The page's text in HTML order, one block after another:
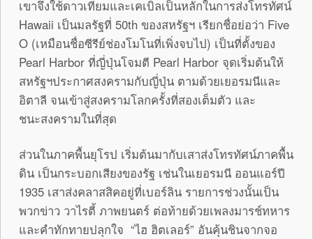
เขาจึงใช้ดาวเทียมและเคเบิลเป็นหลักในการส่งโทรทัศน์
Hawaii เป็นมลรัฐที่ 50th ของสหรัฐฯ เรียกชื่อย่อว่า Five
O (เหมือนชื่อซีรีย์ช่องโมโนที่เพิ่งจบไป) เป็นที่ตั้งของ
Pearl Harbor ที่ญี่ปุ่นโจมตี Pearl Harbor จุดเริ่มต้นให้
สหรัฐฯประกาศสงครามกับญี่ปุ่น ตามด้วยเยอรมนีและ
อิตาลี จนเข้าสู่สงครามโลกครั้งที่สองเต็มตัว และ
ชนะสงครามในที่สุด
ส่วนในภาคพื้นยุโรป เริ่มต้นมากับเสาส่งโทรทัศน์ภาคพื้น
ดิน เป็นกระบอกเสียงของรัฐ เช่นในเยอรมนี ออนแอร์ปี
1935 เสาส่งคลาสสิคอยู่ที่เบอร์ลิน รายการช่วงนั้นเป็น
พวกข่าว วาไรตี้ ภาพยนตร์ ต่อท้ายด้วยเพลงมารช์ทหาร
และคำทักทายปลุกใจ “ไฮ ฮิตเลอร์” อันคุ้นชินจากจอ